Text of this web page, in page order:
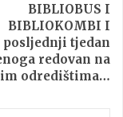
BIBLIOBUS I
BIBLIOKOMBI I
posljednji tjedan
redovan na
odredištima…